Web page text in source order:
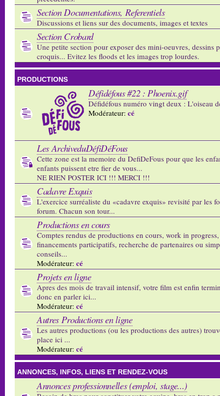
Section Documentations, Referentiels
Discussions et liens sur des documents, images et textes
Section Crobard
Une petite section pour exposer des mini-oeuvres, dessins
croquis... Evitez les floods et les images trop lourdes.
PRODUCTIONS
Défidéfous #22 : Phoenix.gif
Défidéfous numéro vingt deux : L'oiseau
Modérateur: cé
Les ArchiveduDéfiDéFous
Cette zone est la memoire du DefiDeFous pour que les
enfants puissent etre fier de vous...
NE RIEN POSTER ICI !!! MERCI !!!
Cadavre Exquis
L'exercice surréaliste du «cadavre exquis» revisité par les
forum. Chacun son tour...
Productions en cours
Comptes rendus de productions en cours, work in
financements participatifs, recherche de partenaires ou
conseils...
Modérateur: cé
Projets en ligne
Apres des mois de travail intensif, votre film est enfin
donc en parler ici...
Modérateur: cé
Autres Productions en ligne
Les autres productions (ou les productions des autres)
place ici ...
Modérateur: cé
ANNONCES, INFOS, LIENS ET RENDEZ-VOUS
Annonces professionnelles (emploi, stage...)